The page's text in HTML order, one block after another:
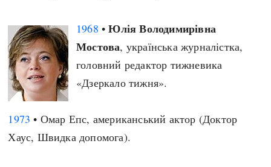
1968 •Юлія Володимирівна
Мостова, українська журналістка,
головний редактор тижневика
«Дзеркало тижня».
1973 • Омар Епс, американський актор (Доктор
Хаус, Швидка допомога).